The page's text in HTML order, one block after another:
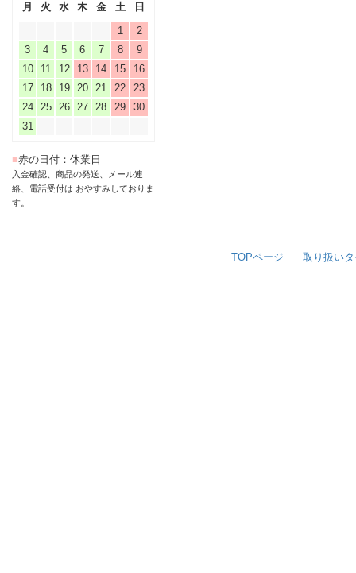
月 火 水 木 金 土
日
1
2
3
4 5 6 7 8
9
10
11 12 13 14 15
16
17
18 19 20 21 22
23
24
25 26 27 28 29
30
31
■赤の日付：休業日
入金確認、商品の発送、メール連
絡、電話受付は おやすみしておりま
す。
TOPページ 取り扱い